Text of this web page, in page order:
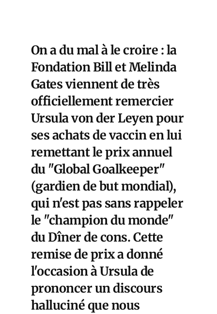
On a du mal à le croire : la
Fondation Bill et Melinda
Gates viennent de très
officiellement remercier
Ursula von der Leyen pour
ses achats de vaccin en lui
remettant le prix annuel
du "Global Goalkeeper"
(gardien de but mondial),
qui n'est pas sans rappeler
le "champion du monde"
du Dîner de cons. Cette
remise de prix a donné
l'occasion à Ursula de
prononcer un discours
halluciné que nous